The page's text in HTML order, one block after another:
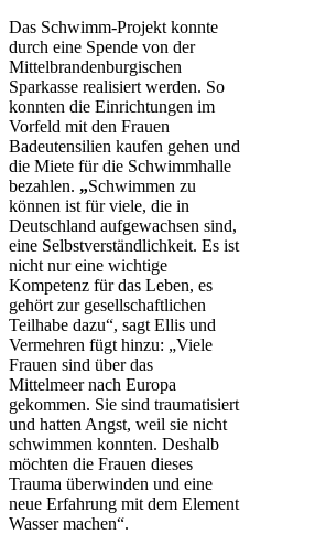
Das Schwimm-Projekt konnte
durch eine Spende von der
Mittelbrandenburgischen
Sparkasse realisiert werden. So
konnten die Einrichtungen im
Vorfeld mit den Frauen
Badeutensilien kaufen gehen und
die Miete für die Schwimmhalle
bezahlen. „Schwimmen zu
können ist für viele, die in
Deutschland aufgewachsen sind,
eine Selbstverständlichkeit. Es ist
nicht nur eine wichtige
Kompetenz für das Leben, es
gehört zur gesellschaftlichen
Teilhabe dazu“, sagt Ellis und
Vermehren fügt hinzu: „Viele
Frauen sind über das
Mittelmeer nach Europa
gekommen. Sie sind traumatisiert
und hatten Angst, weil sie nicht
schwimmen konnten. Deshalb
möchten die Frauen dieses
Trauma überwinden und eine
neue Erfahrung mit dem Element
Wasser machen“.